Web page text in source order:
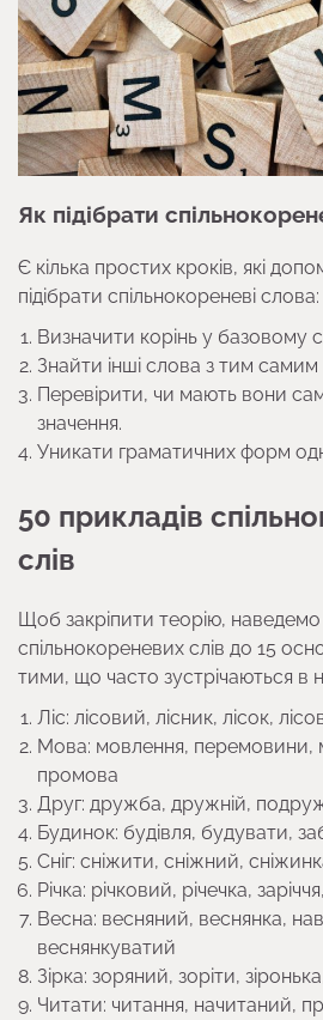
Як підібрати
Є кілька простих кроків, які
підібрати спільнокореневі слова:
Визначити корінь у базовому
Знайти інші слова з тим
Перевірити, чи мають вони
значення.
Уникати граматичних форм
50 прикладів
слів
Щоб закріпити теорію,
спільнокореневих слів до 15
тими, що часто зустрічаються в
Ліс: лісовий, лісник, лісок,
Мова: мовлення, перемовини,
промова
Друг: дружба, дружній,
Будинок: будівля, будувати,
Сніг: сніжити, сніжний,
Річка: річковий, річечка,
Весна: весняний, веснянка,
веснянкуватий
Зірка: зоряний, зоріти,
Читати: читання, начитаний,